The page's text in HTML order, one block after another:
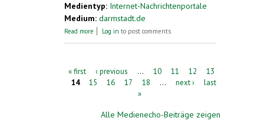
Medientyp: Internet-Nachrichtenportale
Medium: darmstadt.de
Read more about Esperantogruppe zu Besuch in
Log in to post comments
Pages« first ‹ previous … 10 11 12
13
14
15 16 17 18 … next ›
last
»
Alle Medienecho-Beiträge zeigen